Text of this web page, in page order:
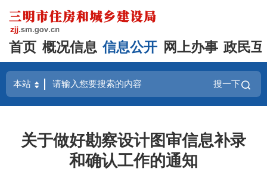
首页 概况信息 信息公开 网上办事 政民
搜一下
关于做好勘察设计图审信息补录
和确认工作的通知